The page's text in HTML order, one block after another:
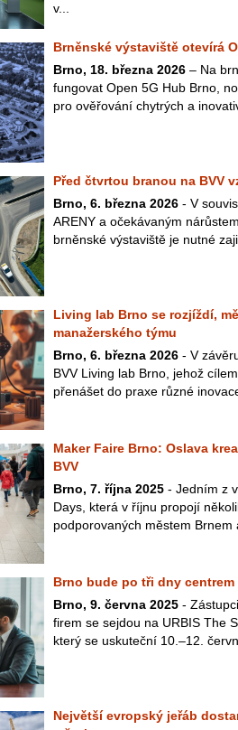
v...
Brněnské výstaviště otevírá
Brno, 18. března 2026 – Na
fungovat Open 5G Hub Brno,
pro ověřování chytrých a
Před čtvrtou branou na BVV
Brno, 6. března 2026 - V
ARENY a očekávaným
brněnské výstaviště je nutné
Living lab Brno se rozjíždí,
manažerského týmu
Brno, 6. března 2026 - V
BVV Living lab Brno, jehož
přenášet do praxe různé
Maker Faire Brno: Oslava
BVV
Brno, 7. října 2025 - Jedním z
Days, která v říjnu propojí
podporovaných městem Brnem
Brno bude po tři dny
Brno, 9. června 2025 -
firem se sejdou na URBIS The
který se uskuteční 10.–12.
Největší evropský jeřáb